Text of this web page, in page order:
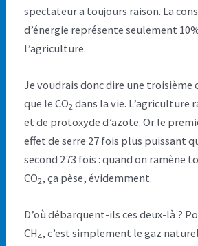
spectateur a toujours raison. La
d’énergie représente seulement
l’agriculture.
Je voudrais donc dire une troisième
que le CO2 dans la vie. L’agriculture
et de protoxyde d’azote. Or le
effet de serre 27 fois plus puissant
second 273 fois : quand on ramène
CO2, ça pèse, évidemment.
D’où débarquent-ils ces deux-là ?
CH4, c’est simplement le gaz